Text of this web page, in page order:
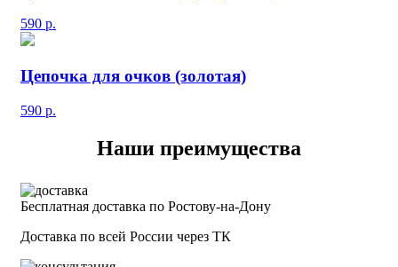
590 р.
Цепочка для очков (золотая)
590 р.
Наши преимущества
Бесплатная доставка по Ростову-на-Дону
Доставка по всей России через ТК